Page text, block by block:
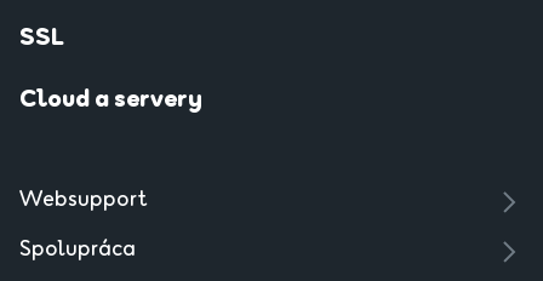
SSL
Cloud a servery
Websupport
Spolupráca